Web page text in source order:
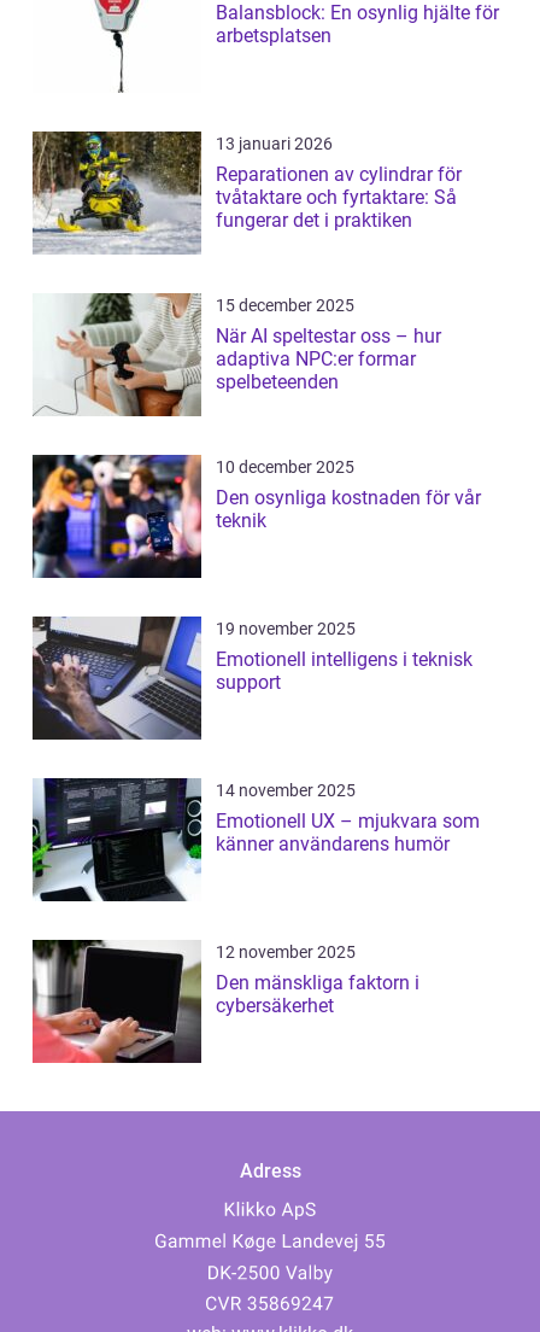
Balansblock: En osynlig hjälte för
arbetsplatsen
13 januari 2026
Reparationen av cylindrar för
tvåtaktare och fyrtaktare: Så
fungerar det i praktiken
15 december 2025
När AI speltestar oss – hur
adaptiva NPC:er formar
spelbeteenden
10 december 2025
Den osynliga kostnaden för vår
teknik
19 november 2025
Emotionell intelligens i teknisk
support
14 november 2025
Emotionell UX – mjukvara som
känner användarens humör
12 november 2025
Den mänskliga faktorn i
cybersäkerhet
Adress